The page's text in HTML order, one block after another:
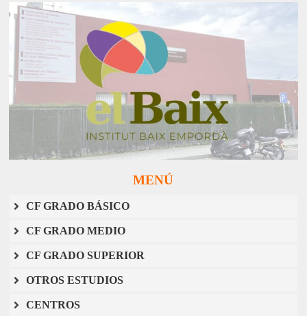
MENÚ
CF GRADO BÁSICO
CF GRADO MEDIO
CF GRADO SUPERIOR
OTROS ESTUDIOS
CENTROS